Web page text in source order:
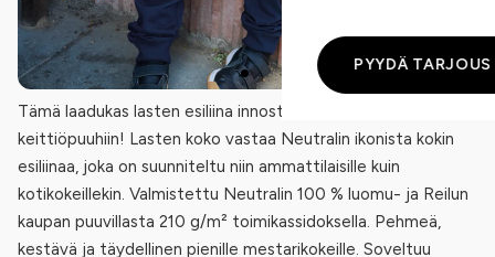
PYYDÄ TARJOUS
Tämä laadukas lasten esiliina innostaa pienet kokit
keittiöpuuhiin! Lasten koko vastaa Neutralin ikonista kokin
esiliinaa, joka on suunniteltu niin ammattilaisille kuin
kotikokeillekin. Valmistettu Neutralin 100 % luomu- ja Reilun
kaupan puuvillasta 210 g/m² toimikassidoksella. Pehmeä,
kestävä ja täydellinen pienille mestarikokeille. Soveltuu